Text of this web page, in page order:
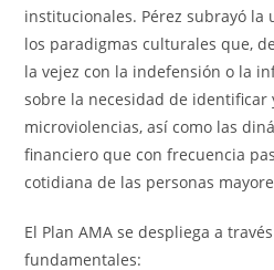
institucionales. Pérez subrayó
los paradigmas culturales que,
la vejez con la indefensión o la
sobre la necesidad de identificar
microviolencias, así como las
financiero que con frecuencia
cotidiana de las personas
El Plan AMA se despliega a
fundamentales: